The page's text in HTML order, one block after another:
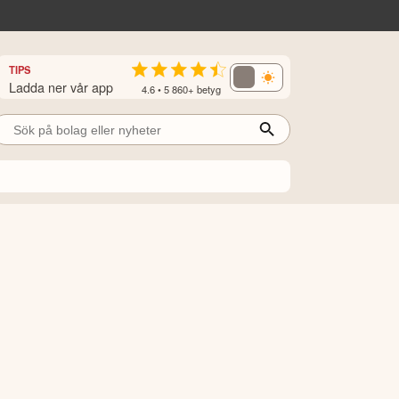
TIPS
Ladda ner vår app 4.6 • 5 860+ betyg